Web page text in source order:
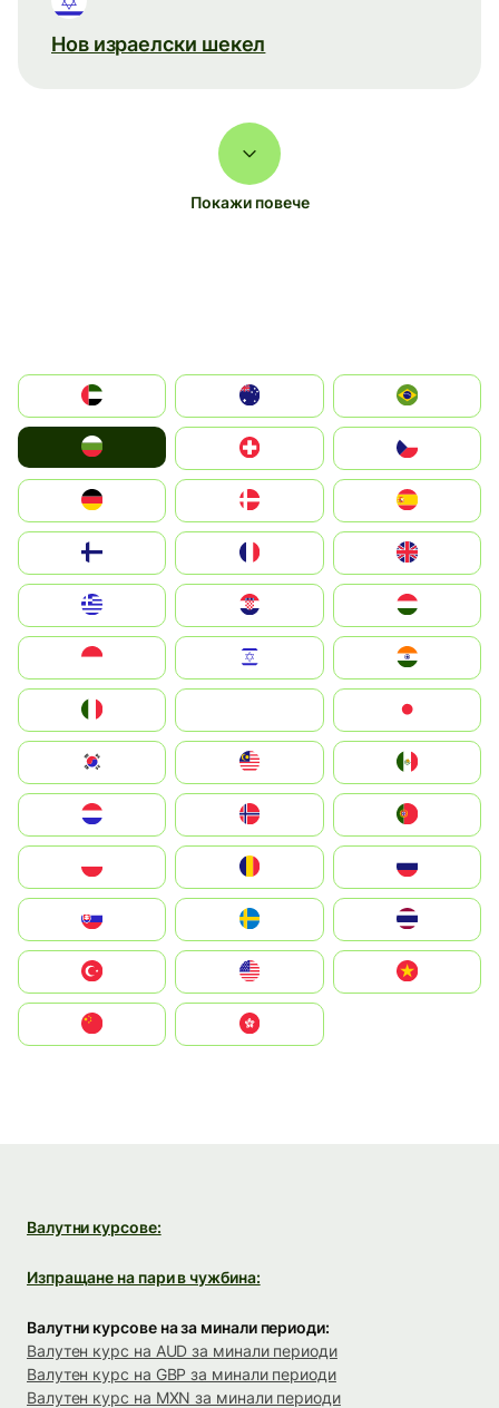
Нов израелски шекел
Покажи повече
الإمارات العربية المتحدة
Switzerland
Deutschland
United Kingdom
Magyarország
South Korea
United States
中國香港特別行政區
Валутни курсове:
Изпращане на пари в чужбина:
Валутни курсове на за минали периоди:
Валутен курс на AUD за минали периоди
Валутен курс на GBP за минали периоди
Валутен курс на MXN за минали периоди